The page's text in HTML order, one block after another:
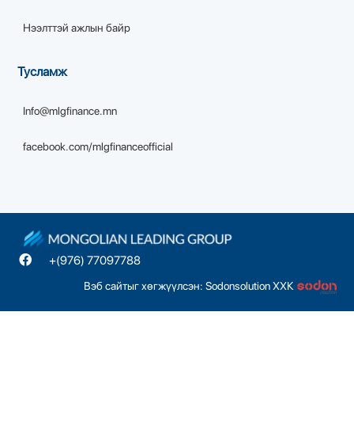
Нээлттэй ажлын байр
Тусламж
Info@mlgfinance.mn
facebook.com/mlgfinanceofficial
+(976) 77097788
Вэб сайтыг хөгжүүлсэн: Sodonsolution ХХК